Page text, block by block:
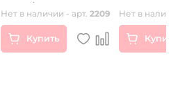
153FMI/154FMI 125 см3
(механич. кор. пер.)
Нет в наличии - арт. 2209
Купить
Нет в
Купить